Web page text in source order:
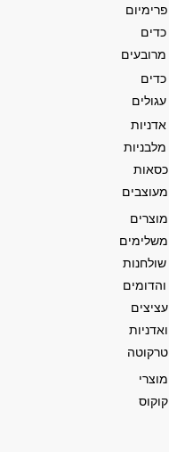
פרימיום
כדים
מרובעים
כדים
עגולים
אדניות
מלבניות
כסאות
מעוצבים
מוצרים
משלימים
שולחנות
והדומים
עציצים
ואדניות
טרקוטה
מוצרי
קוקוס